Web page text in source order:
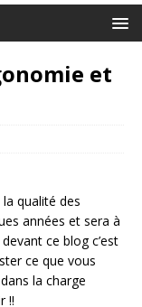
et
qualité des
années et sera à
ce blog c’est
ce que vous
la charge
!!